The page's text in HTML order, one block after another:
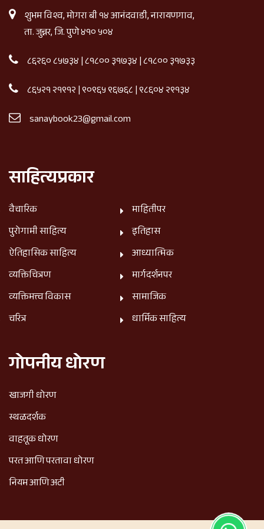
शुभम विश्व, मोगरा बी १४ आनंदवाडी, नारायणगाव,
ता. जुन्नर, जि. पुणे ४१० ५०४
८६२६० ८५७३४|८१८०० ३१७३४|८१८०० ३१७३३
८६५२१ २१९१२|९०९६५ ९६७६८|९८६०४ २९१३४
sanaybook23@gmail.com
साहित्यप्रकार
वैचारिक
पुरोगामी साहित्य
ऐतिहासिक साहित्य
व्यक्तिचित्रण
व्यक्तिमत्त्व विकास
चरित्र
माहितीपर
इतिहास
आध्यात्मिक
मार्गदर्शनपर
सामाजिक
धार्मिक साहित्य
गोपनीय धोरण
खाजगी धोरण
स्थळदर्शक
वाहतूक धोरण
परत आणि परतावा धोरण
नियम आणि अटी